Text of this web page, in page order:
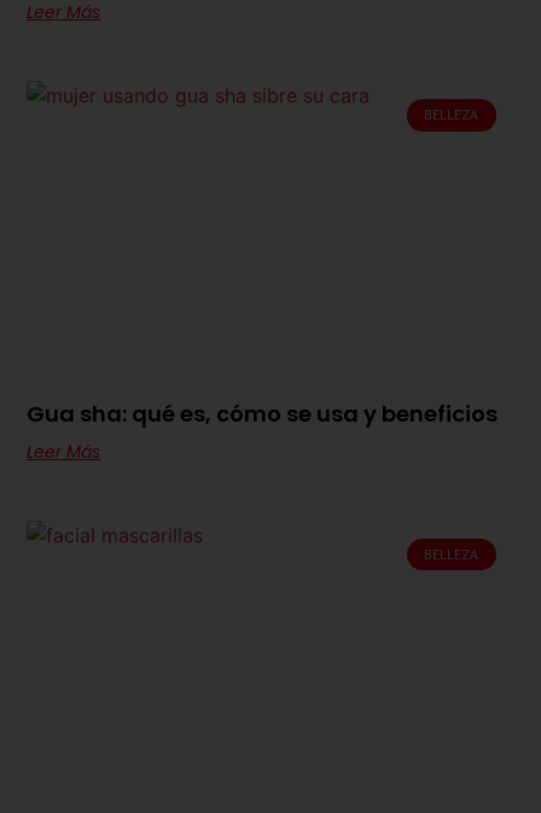
Leer Más
BELLEZA
Gua sha: qué es, cómo se usa y beneficios
Leer Más
BELLEZA